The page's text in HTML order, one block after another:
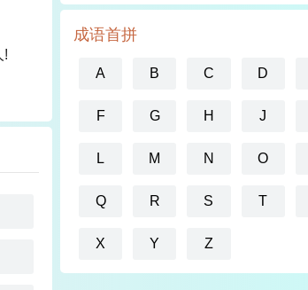
!
成语首拼
A B C D
F G H J
L M N O
Q R S T
X Y Z